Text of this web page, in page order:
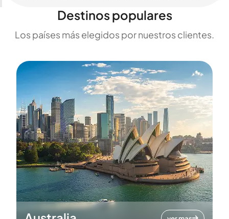
Destinos populares
Los países más elegidos por nuestros clientes.